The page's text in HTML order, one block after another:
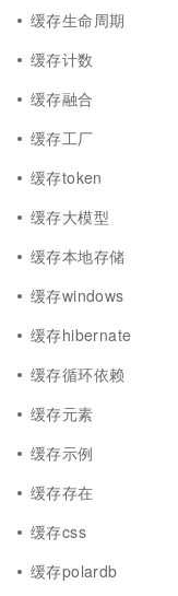
缓存生命周期
缓存计数
缓存融合
缓存工厂
缓存token
缓存大模型
缓存本地存储
缓存windows
缓存hibernate
缓存循环依赖
缓存元素
缓存示例
缓存存在
缓存css
缓存polardb